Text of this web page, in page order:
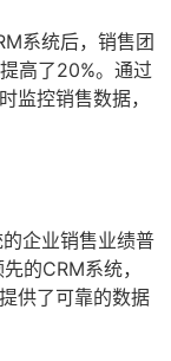
系统后，销售团
高了20%。通过
监控销售数据，
企业销售业绩普
的CRM系统，
供了可靠的数据